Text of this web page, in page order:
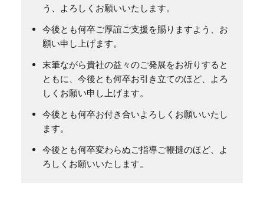
う、よろしくお願いいたします。
今後とも何卒ご厚誼ご支援を賜りますよう、お
願い申し上げます。
末筆ながら貴社の益々のご発展をお祈りすると
ともに、今後とも何卒お引き立てのほど、よろ
しくお願い申し上げます。
今後とも何卒お付き合いよろしくお願いいたし
ます。
今後とも何卒変わらぬご指導ご鞭撻のほど、よ
ろしくお願いいたします。